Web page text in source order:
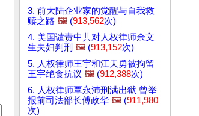
3. 前大陆企业家的觉醒与自我救
赎之路 🖼️ (913,562次)
4. 美国谴责中共对人权律师余文
生夫妇判刑 🖼️ (913,152次)
5. 人权律师王宇和江天勇被拘留
王宇绝食抗议 🖼️ (912,388次)
6. 人权律师覃永沛刑满出狱 曾举
报前司法部长傅政华 🖼️ (911,980
次)